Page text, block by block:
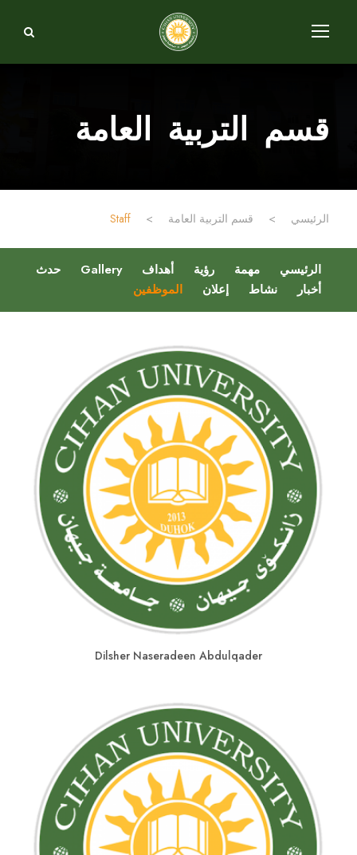
قسم التربية العامة
الرئيسي > قسم التربية العامة >
Staff
الرئيسي مهمة رؤية أهداف Gallery
حدث
أخبار
نشاط إعلان الموظفين
Dilsher Naseradeen Abdulqader